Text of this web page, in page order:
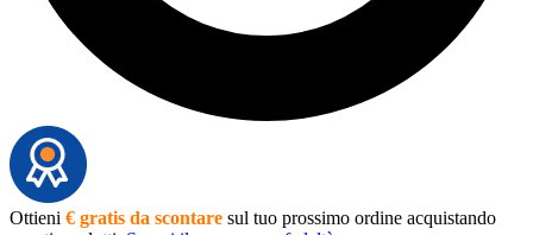
Ottieni € gratis da scontare sul tuo prossimo ordine acquistando